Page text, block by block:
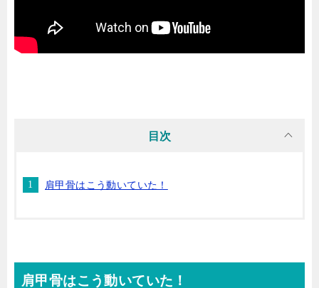
目次
肩甲骨はこう動いていた！
肩甲骨はこう動いていた！